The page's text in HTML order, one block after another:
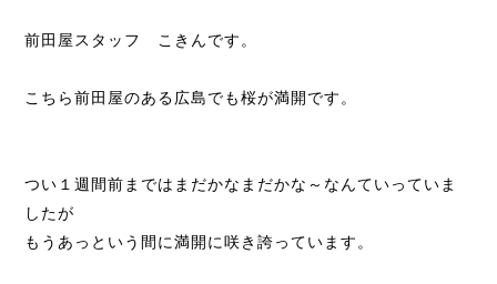
前田屋スタッフ こきんです。
こちら前田屋のある広島でも桜が満開です。
つい１週間前まではまだかなまだかな～なんていっていま
したが
もうあっという間に満開に咲き誇っています。